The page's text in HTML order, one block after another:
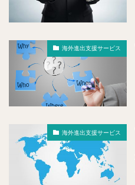
海外進出支援サービス
海外進出支援サービス